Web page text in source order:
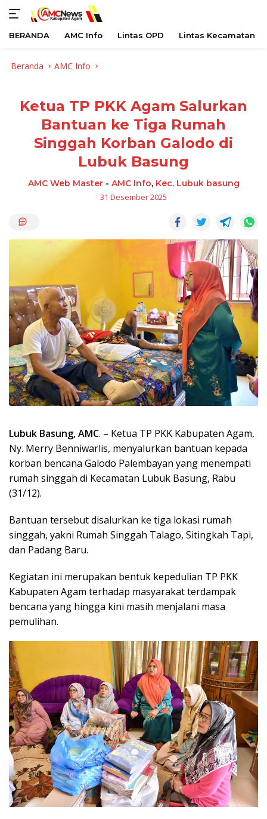
BERANDA AMC Info Lintas OPD Lintas Kecamatan
Beranda AMC Info
Ketua TP PKK Agam Salurkan
Bantuan ke Tiga Rumah
Singgah Korban Galodo di
Lubuk Basung
AMC Web Master- AMC Info, Kec. Lubuk basung
31 Desember 2025
Lubuk Basung, AMC. – Ketua TP PKK Kabupaten Agam,
Ny. Merry Benniwarlis, menyalurkan bantuan kepada
korban bencana Galodo Palembayan yang menempati
rumah singgah di Kecamatan Lubuk Basung, Rabu
(31/12).
Bantuan tersebut disalurkan ke tiga lokasi rumah
singgah, yakni Rumah Singgah Talago, Sitingkah Tapi,
dan Padang Baru.
Kegiatan ini merupakan bentuk kepedulian TP PKK
Kabupaten Agam terhadap masyarakat terdampak
bencana yang hingga kini masih menjalani masa
pemulihan.